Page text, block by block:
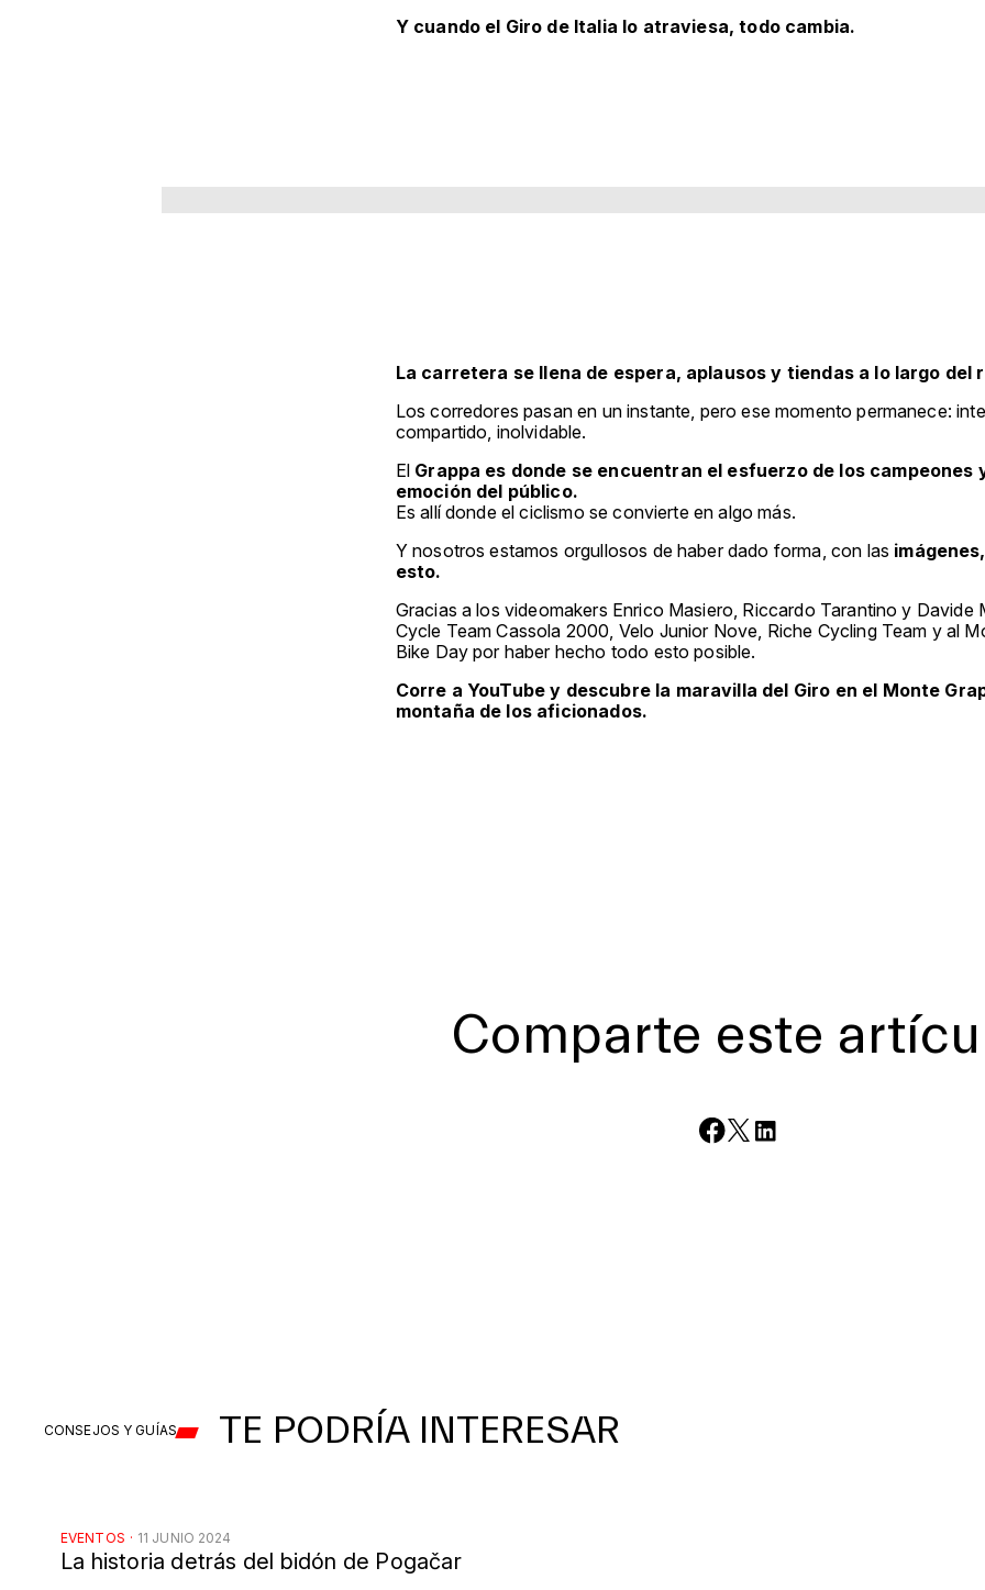
Y cuando el Giro de Italia lo atraviesa, todo cambia.
La carretera se llena de espera, aplausos y tiendas a lo largo del
Los corredores pasan en un instante, pero ese momento permanece:
compartido, inolvidable.
El Grappa es donde se encuentran el esfuerzo de los campeones
emoción del público.
Es allí donde el ciclismo se convierte en algo más.
Y nosotros estamos orgullosos de haber dado forma, con las
esto.
Gracias a los videomakers Enrico Masiero, Riccardo Tarantino y Davide
Cycle Team Cassola 2000, Velo Junior Nove, Riche Cycling Team y al
Bike Day por haber hecho todo esto posible.
Corre a YouTube y descubre la maravilla del Giro en el Monte
montaña de los aficionados.
Comparte este
CONSEJOS Y GUÍAS TE PODRÍA INTERESAR
EVENTOS · 11 JUNIO 2024
La historia detrás del bidón de Pogačar